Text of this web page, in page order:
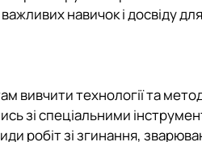
навичок і досвіду
вивчити технології та
зі спеціальними
робіт зі згинання,